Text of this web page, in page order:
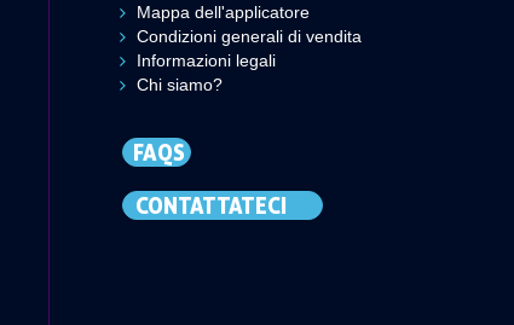
Mappa dell'applicatore
Condizioni generali di vendita
Informazioni legali
Chi siamo?
FAQS
CONTATTATECI